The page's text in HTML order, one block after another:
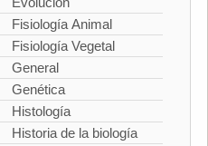
Fisiología Animal
Fisiología Vegetal
General
Genética
Histología
Historia de la biología